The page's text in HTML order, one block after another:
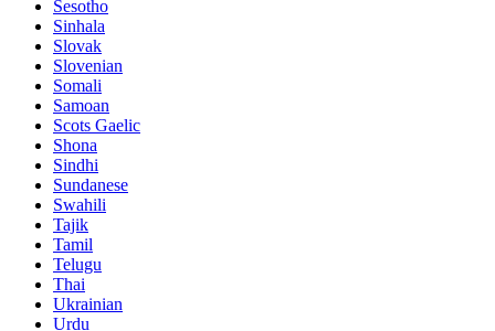
Sesotho
Sinhala
Slovak
Slovenian
Somali
Samoan
Scots Gaelic
Shona
Sindhi
Sundanese
Swahili
Tajik
Tamil
Telugu
Thai
Ukrainian
Urdu